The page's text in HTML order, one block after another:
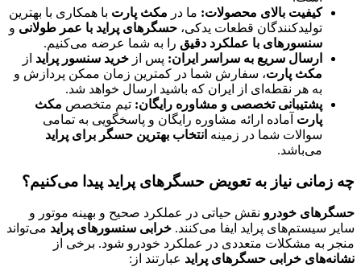
کیفیت بالای محصولات: ما در مکث پارت با همکاری با بهترین
تولیدکنندگان قطعات یدکی، حسگرهای پراید با عمر طولانی و
سنسورهای با عملکرد دقیق را به شما عرضه می‌کنیم.
ارسال سریع به سراسر ایران: پس از خرید سنسور پراید از
مکث پارت، سفارش شما در کمترین زمان ممکن پردازش و
به هر نقطه‌ای از ایران که باشید ارسال خواهد شد.
پشتیبانی تخصصی و مشاوره رایگان: تیم متخصص مکث
پارت آماده ارائه مشاوره رایگان و پاسخگویی به تمامی
سوالات شما در زمینه انتخاب بهترین حسگر برای پراید
می‌باشد.
چه زمانی نیاز به تعویض حسگرهای پراید پیدا می‌کنیم؟
حسگرهای خودرو نقش حیاتی در عملکرد صحیح و بهینه موتور و
سایر سیستم‌های پراید ایفا می‌کنند. خرابی سنسورهای پراید می‌تواند
منجر به مشکلات متعددی در عملکرد خودرو شود. برخی از
نشانه‌های خرابی حسگرهای پراید عبارتند از: